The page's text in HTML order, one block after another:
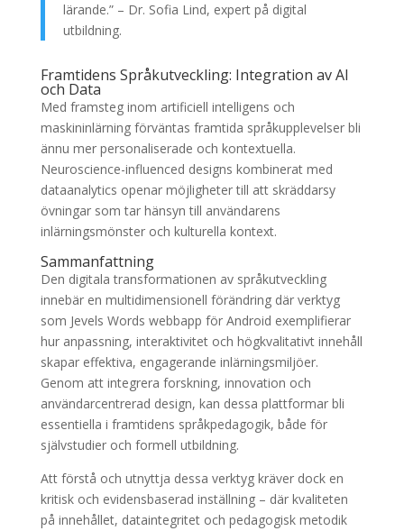
lärande.” – Dr. Sofia Lind, expert på digital
utbildning.
Framtidens Språkutveckling: Integration av AI
och Data
Med framsteg inom artificiell intelligens och
maskininlärning förväntas framtida språkupplevelser bli
ännu mer personaliserade och kontextuella.
Neuroscience-influenced designs kombinerat med
dataanalytics openar möjligheter till att skräddarsy
övningar som tar hänsyn till användarens
inlärningsmönster och kulturella kontext.
Sammanfattning
Den digitala transformationen av språkutveckling
innebär en multidimensionell förändring där verktyg
som Jevels Words webbapp för Android exemplifierar
hur anpassning, interaktivitet och högkvalitativt innehåll
skapar effektiva, engagerande inlärningsmiljöer.
Genom att integrera forskning, innovation och
användarcentrerad design, kan dessa plattformar bli
essentiella i framtidens språkpedagogik, både för
självstudier och formell utbildning.
Att förstå och utnyttja dessa verktyg kräver dock en
kritisk och evidensbaserad inställning – där kvaliteten
på innehållet, dataintegritet och pedagogisk metodik